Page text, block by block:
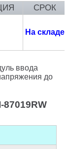
СРОК
На складе
ввода
до
87019RW